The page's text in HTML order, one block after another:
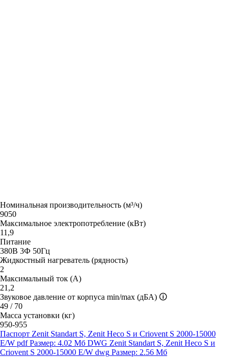
Номинальная производительность (м³/ч)
9050
Максимальное электропотребление (кВт)
11,9
Питание
380В 3Ф 50Гц
Жидкостный нагреватель (рядность)
2
Максимальный ток (А)
21,2
Звуковое давление от корпуса min/max (дБА) 🛈
49 / 70
Масса установки (кг)
950-955
Паспорт Zenit Standart S, Zenit Heco S и Criovent S 2000-15000
E/W pdf Размер: 4.02 Мб DWG Zenit Standart S, Zenit Heco S и
Criovent S 2000-15000 E/W dwg Размер: 2.56 Мб